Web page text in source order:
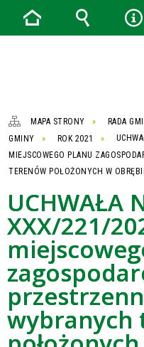
MAPA STRONY RADA
GMINY
ROK 2021
MIEJSCOWEGO PLANU
TERENÓW POŁOŻONYCH W
UCHWAŁA
XXX/221/
wybranych
Strona